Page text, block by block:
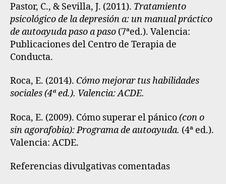
Pastor, C., & Sevilla, J. (2011). Tratamiento
psicológico de la depresión a: un manual práctico
de autoayuda paso a paso (7ªed.). Valencia:
Publicaciones del Centro de Terapia de
Conducta.
Roca, E. (2014). Cómo mejorar tus habilidades
sociales(4ª ed.). Valencia: ACDE.
Roca, E. (2009). Cómo superar el pánico(con o
sin agorafobia): Programa de autoayuda. (4ª ed.).
Valencia: ACDE.
Referencias divulgativas comentadas